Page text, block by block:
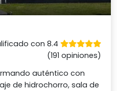
con 8.4
(191 opiniones)
auténtico con
de hidrochorro, sala de